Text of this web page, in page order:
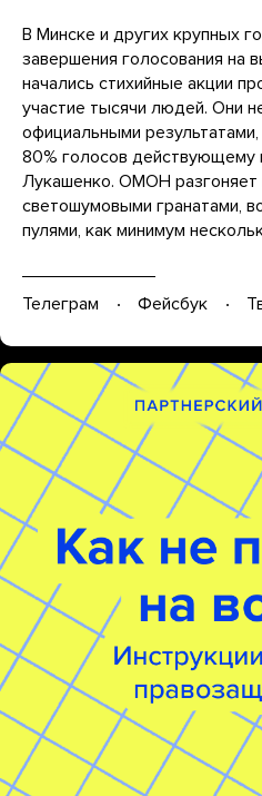
В Минске и других крупных
завершения голосования на
начались стихийные акции
участие тысячи людей. Они
официальными
80% голосов действующему
Лукашенко. ОМОН
светошумовыми гранатами,
пулями, как минимум
Телеграм Фейсбук